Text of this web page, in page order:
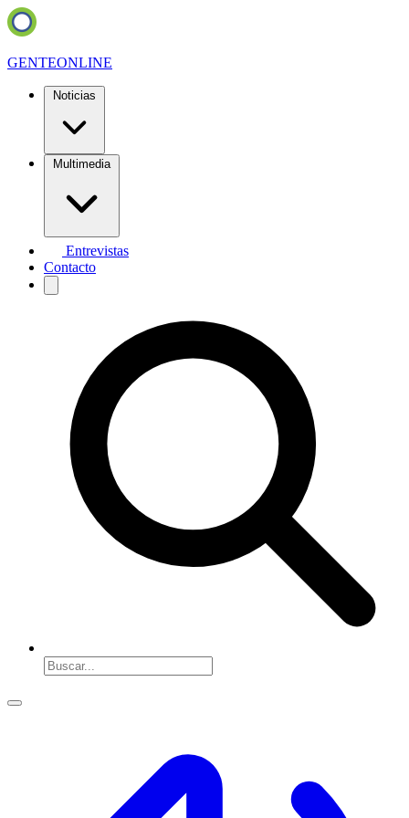
GENTEONLINE
Noticias
Multimedia
Entrevistas
Contacto